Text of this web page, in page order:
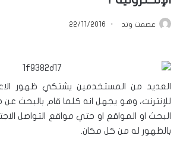
عصمت وتد 22/11/2016
العديد من المستخدمين يشتكي ظهور
للإنترنت، وهو يجهل انه كلما قام بالبحث
البحث او المواقع او حتي مواقع التواصل
بالظهور له من كل مكان.